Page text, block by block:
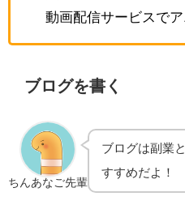
動画配信サービスで
ブログを書く
ちんあなご先輩
ブログは副業
すすめだよ！